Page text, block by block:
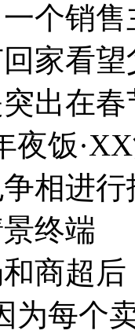
个销
家看
在春
夜饭
相进行
终端
超后
为每个